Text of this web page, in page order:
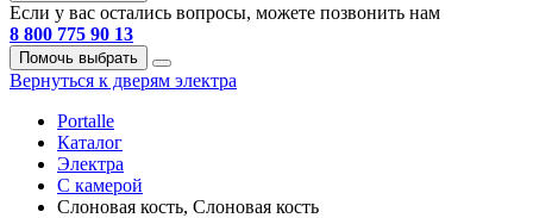
Если у вас остались вопросы, можете позвонить нам
8 800 775 90 13
Помочь выбрать
Вернуться к дверям электра
Portalle
Каталог
Электра
С камерой
Слоновая кость, Слоновая кость